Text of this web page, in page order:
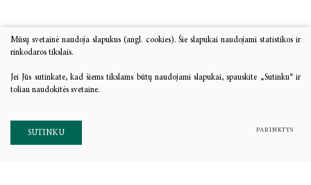
Mūsų svetainė naudoja slapukus (angl. cookies). Šie slapukai naudojami statistikos ir
rinkodaros tikslais.
Jei Jūs sutinkate, kad šiems tikslams būtų naudojami slapukai, spauskite „Sutinku“ ir
toliau naudokitės svetaine.
SUTINKU PARINKTYS